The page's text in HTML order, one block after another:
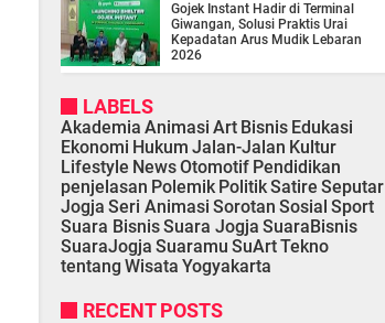
Gojek Instant Hadir di Terminal
Giwangan, Solusi Praktis Urai
Kepadatan Arus Mudik Lebaran
2026
LABELS
Akademia Animasi Art Bisnis Edukasi
Ekonomi Hukum Jalan-Jalan Kultur
Lifestyle NewsOtomotif Pendidikan
penjelasan Polemik PolitikSatire Seputar
Jogja Seri Animasi Sorotan Sosial Sport
Suara BisnisSuara Jogja SuaraBisnis
SuaraJogja Suaramu SuArtTekno
tentang Wisata Yogyakarta
RECENT POSTS